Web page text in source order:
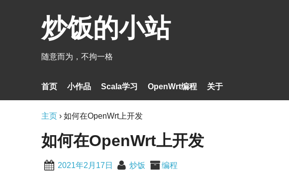
炒饭的小站
随意而为，不拘一格
首页 小作品 Scala学习 OpenWrt编程 关于
主页 › 如何在OpenWrt上开发
如何在OpenWrt上开发
2021年2月17日 炒饭 编程